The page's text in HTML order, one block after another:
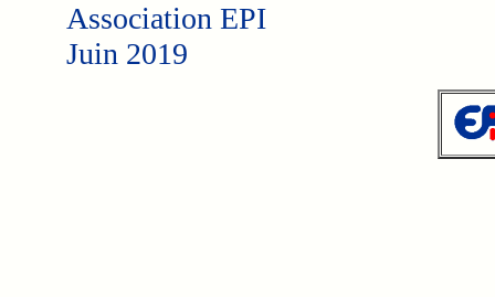
Association EPI
Juin 2019